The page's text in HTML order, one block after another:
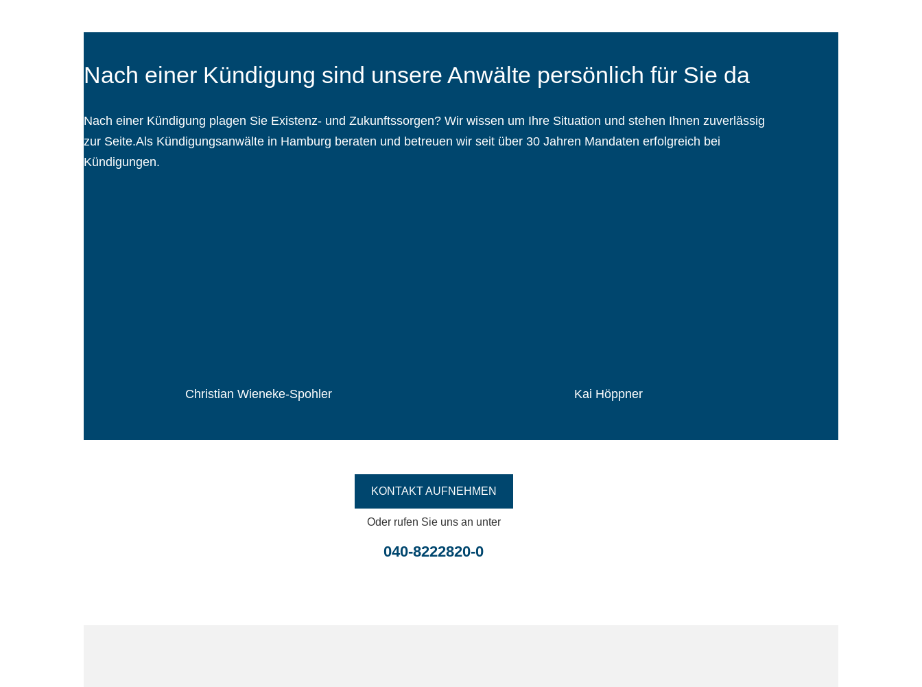
Nach einer Kündigung sind unsere Anwälte persönlich für Sie da
Nach einer Kündigung plagen Sie Existenz- und Zukunftssorgen? Wir wissen um Ihre Situation und stehen Ihnen zuverlässig
zur Seite.Als Kündigungsanwälte in Hamburg beraten und betreuen wir seit über 30 Jahren Mandaten erfolgreich bei
Kündigungen.
Christian Wieneke-Spohler Kai Höppner
KONTAKT AUFNEHMEN
Oder rufen Sie uns an unter
040-8222820-0